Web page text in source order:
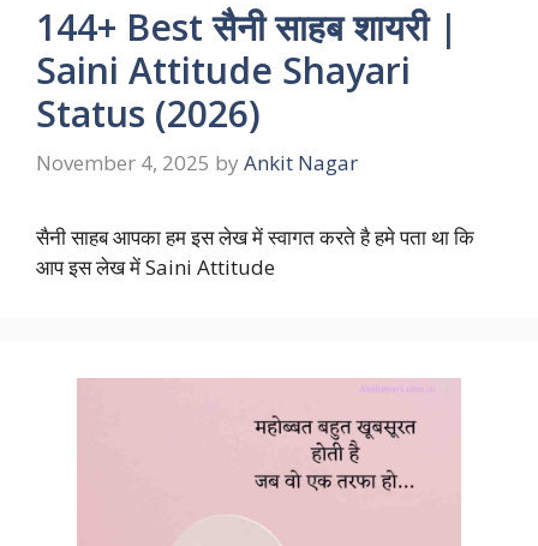
144+ Best सैनी साहब शायरी |
Saini Attitude Shayari
Status (2026)
November 4, 2025 by Ankit Nagar
सैनी साहब आपका हम इस लेख में स्वागत करते है हमे पता था कि
आप इस लेख में Saini Attitude